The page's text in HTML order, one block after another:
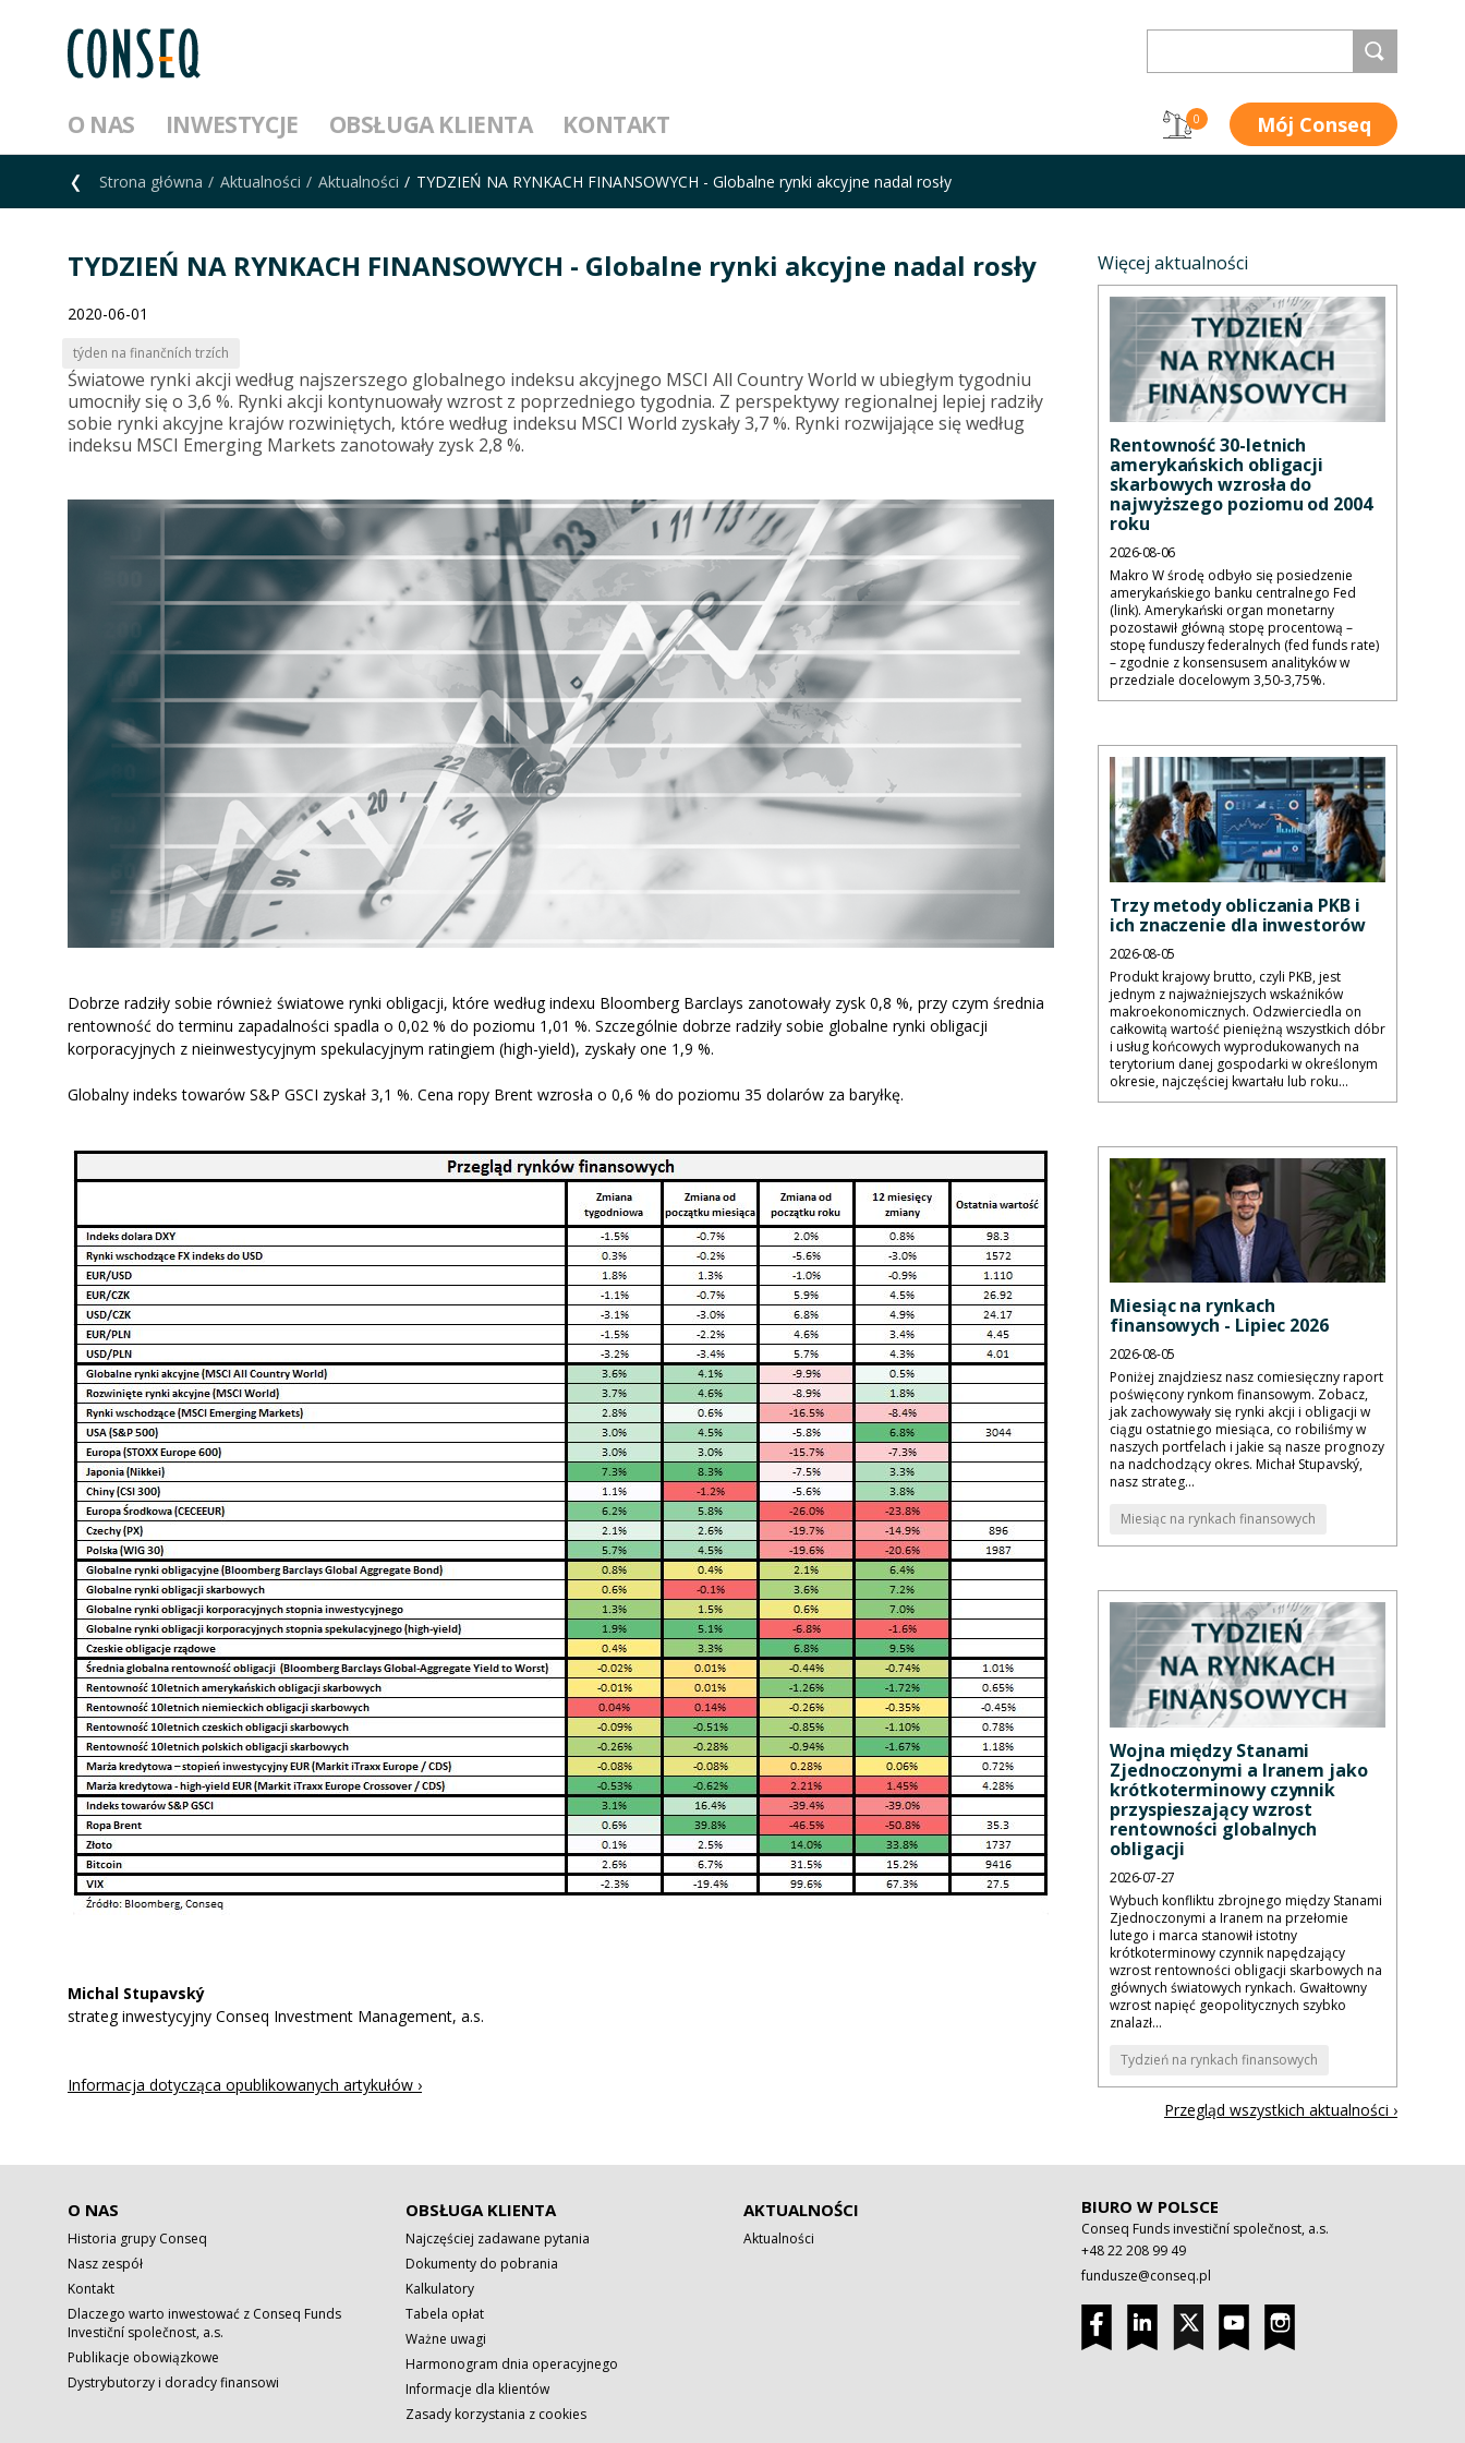
O NAS INWESTYCJE OBSŁUGA KLIENTA KONTAKT 0 Mój Conseq
Strona główna Aktualności Aktualności TYDZIEŃ NA RYNKACH FINANSOWYCH - Globalne rynki akcyjne nadal rosły
TYDZIEŃ NA RYNKACH FINANSOWYCH - Globalne rynki akcyjne nadal rosły
2020-06-01
týden na finančních trzích
Światowe rynki akcji według najszerszego globalnego indeksu akcyjnego MSCI All Country World w ubiegłym tygodniu
umocniły się o 3,6 %. Rynki akcji kontynuowały wzrost z poprzedniego tygodnia. Z perspektywy regionalnej lepiej radziły
sobie rynki akcyjne krajów rozwiniętych, które według indeksu MSCI World zyskały 3,7 %. Rynki rozwijające się według
indeksu MSCI Emerging Markets zanotowały zysk 2,8 %.
Dobrze radziły sobie również światowe rynki obligacji, które według indexu Bloomberg Barclays zanotowały zysk 0,8 %, przy czym średnia
rentowność do terminu zapadalności spadla o 0,02 % do poziomu 1,01 %. Szczególnie dobrze radziły sobie globalne rynki obligacji
korporacyjnych z nieinwestycyjnym spekulacyjnym ratingiem (high-yield), zyskały one 1,9 %.
Globalny indeks towarów S&P GSCI zyskał 3,1 %. Cena ropy Brent wzrosła o 0,6 % do poziomu 35 dolarów za baryłkę.
Michal Stupavský
strateg inwestycyjny Conseq Investment Management, a.s.
Informacja dotycząca opublikowanych artykułów ›
Więcej aktualności
Rentowność 30-letnich
amerykańskich obligacji
skarbowych wzrosła do
najwyższego poziomu od 2004
roku
2026-08-06
Makro W środę odbyło się posiedzenie
amerykańskiego banku centralnego Fed
(link). Amerykański organ monetarny
pozostawił główną stopę procentową –
stopę funduszy federalnych (fed funds rate)
– zgodnie z konsensusem analityków w
przedziale docelowym 3,50-3,75%.
Trzy metody obliczania PKB i
ich znaczenie dla inwestorów
2026-08-05
Produkt krajowy brutto, czyli PKB, jest
jednym z najważniejszych wskaźników
makroekonomicznych. Odzwierciedla on
całkowitą wartość pieniężną wszystkich dóbr
i usług końcowych wyprodukowanych na
terytorium danej gospodarki w określonym
okresie, najczęściej kwartału lub roku...
Miesiąc na rynkach
finansowych - Lipiec 2026
2026-08-05
Poniżej znajdziesz nasz comiesięczny raport
poświęcony rynkom finansowym. Zobacz,
jak zachowywały się rynki akcji i obligacji w
ciągu ostatniego miesiąca, co robiliśmy w
naszych portfelach i jakie są nasze prognozy
na nadchodzący okres. Michał Stupavský,
nasz strateg...
Miesiąc na rynkach finansowych
Wojna między Stanami
Zjednoczonymi a Iranem jako
krótkoterminowy czynnik
przyspieszający wzrost
rentowności globalnych
obligacji
2026-07-27
Wybuch konfliktu zbrojnego między Stanami
Zjednoczonymi a Iranem na przełomie
lutego i marca stanowił istotny
krótkoterminowy czynnik napędzający
wzrost rentowności obligacji skarbowych na
głównych światowych rynkach. Gwałtowny
wzrost napięć geopolitycznych szybko
znalazł...
Tydzień na rynkach finansowych
Przegląd wszystkich aktualności ›
O NAS
Historia grupy Conseq
Nasz zespół
Kontakt
Dlaczego warto inwestować z Conseq Funds
Investiční společnost, a.s.
Publikacje obowiązkowe
Dystrybutorzy i doradcy finansowi
OBSŁUGA KLIENTA
Najczęściej zadawane pytania
Dokumenty do pobrania
Kalkulatory
Tabela opłat
Ważne uwagi
Harmonogram dnia operacyjnego
Informacje dla klientów
Zasady korzystania z cookies
AKTUALNOŚCI
Aktualności
BIURO W POLSCE
Conseq Funds investiční společnost, a.s.
+48 22 208 99 49
fundusze@conseq.pl